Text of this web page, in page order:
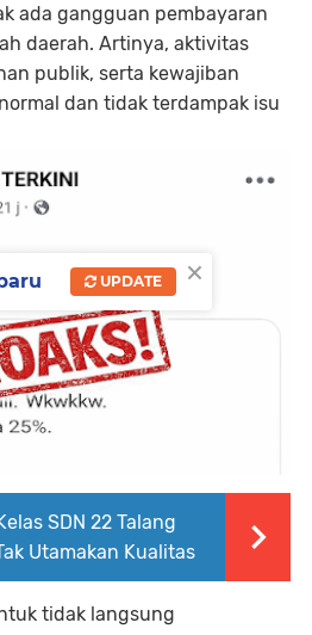
ada gangguan pembayaran
daerah. Artinya, aktivitas
publik, serta kewajiban
dan tidak terdampak isu
SDN 22 Talang
Utamakan Kualitas
tidak langsung
×
UPDATE